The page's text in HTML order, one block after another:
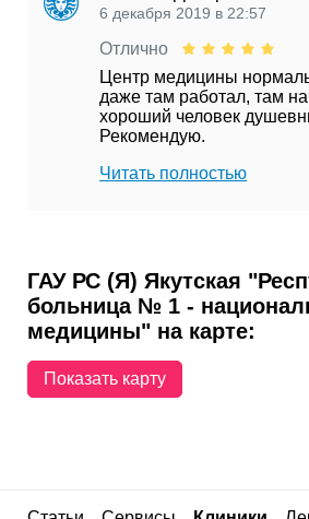
6 декабря 2019 в 22:57
Отлично
Центр медицины
даже там работал, там
хороший человек
Рекомендую.
Читать полностью
ГАУ РС (Я) Якутская
больница № 1 -
медицины" на карте:
Показать карту